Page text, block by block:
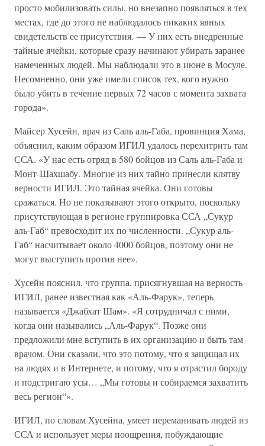
просто мобилизовать силы, но внезапно появляться в тех
местах, где до этого не наблюдалось никаких явных
свидетельств ее присутствия. — У них есть внедренные
тайные ячейки, которые сразу начинают убирать заранее
намеченных людей. Мы наблюдали это в июне в Мосуле.
Несомненно, они уже имели список тех, кого нужно
было убить в течение первых 72 часов с момента захвата
города».
Майсер Хусейн, врач из Саль аль-Габа, провинция Хама,
объяснил, каким образом ИГИЛ удалось перехитрить там
ССА. «У нас есть отряд в 580 бойцов из Саль аль-Габа и
Монт-Шахшабу. Многие из них тайно принесли клятву
верности ИГИЛ. Это тайная ячейка. Они готовы
сражаться. Но не показывают этого открыто, поскольку
присутствующая в регионе группировка ССА „Сукур
аль-Габ“ превосходит их по численности. „Сукур аль-
Габ“ насчитывает около 4000 бойцов, поэтому они не
могут выступить против нее».
Хусейн пояснил, что группа, присягнувшая на верность
ИГИЛ, ранее известная как «Аль-Фарук», теперь
называется «Джабхат Шам». «Я сотрудничал с ними,
когда они назывались „Аль-Фарук“. Позже они
предложили мне вступить в их организацию и быть там
врачом. Они сказали, что это потому, что я защищал их
на людях и в Интернете, и потому, что я отрастил бороду
и подстригаю усы… „Мы готовы и собираемся захватить
весь регион“».
ИГИЛ, по словам Хусейна, умеет переманивать людей из
ССА и использует меры поощрения, побуждающие